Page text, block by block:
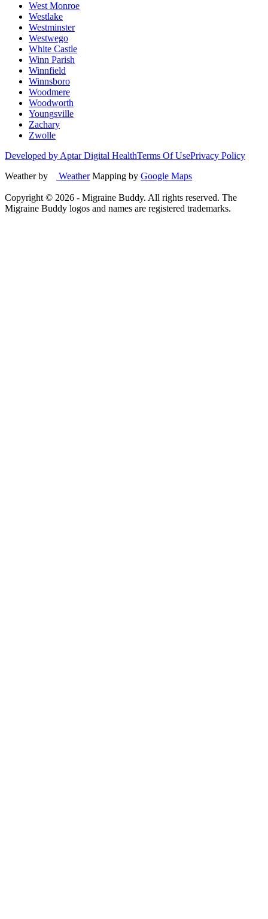
West Monroe
Westlake
Westminster
Westwego
White Castle
Winn Parish
Winnfield
Winnsboro
Woodmere
Woodworth
Youngsville
Zachary
Zwolle
Developed by Aptar Digital HealthTerms Of UsePrivacy Policy
Weather by
WeatherMapping by Google Maps
Copyright © 2026 - Migraine Buddy. All rights reserved. The
Migraine Buddy logos and names are registered trademarks.